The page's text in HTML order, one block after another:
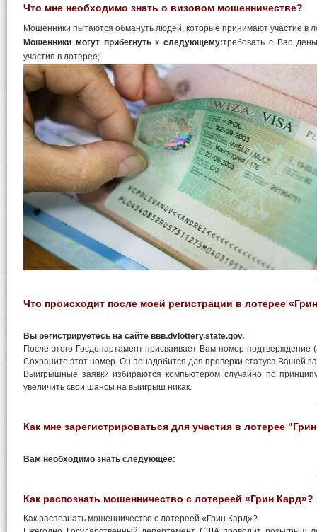
Что мне необходимо знать о визовом мошенничестве?
Мошенники пытаются обмануть людей, которые принимают участие в
Мошенники могут прибегнуть к следующему:требовать с Вас
участия в лотерее;
Что происходит после моей регистрации в лотерее
Вы регистрируетесь на сайте ввв.dvlottery.state.gov.
После этого Госдепартамент присваивает Вам номер-подтверждение
Сохраните этот номер. Он понадобится для проверки статуса Вашей
Выигрышные заявки избираются компьютером случайно по
увеличить свои шансы на выигрыш никак.
Как мне зарегистрироваться для участия в лотерее
Вам необходимо знать следующее:
Как распознать мошенничество с лотереей «Грин Кард»?
Как распознать мошенничество с лотереей «Грин Кард»?